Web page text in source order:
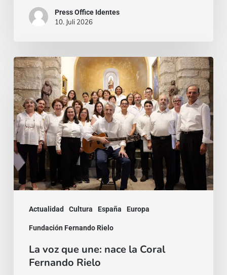
Press Office Identes
10. Juli 2026
Actualidad Cultura España Europa
Fundación Fernando Rielo
La
voz
que
une:
nace
la
Coral
Fernando
La voz que une: nace la Coral
Fernando Rielo